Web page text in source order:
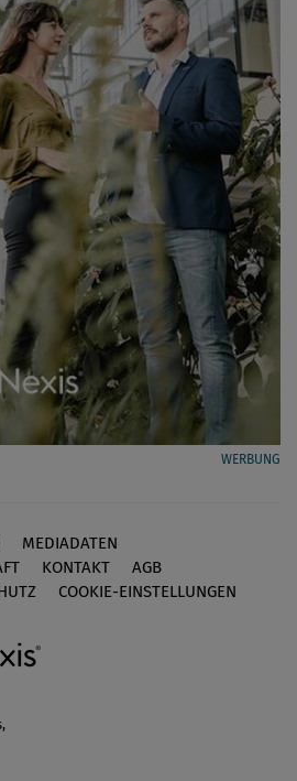
WERBUNG
MEDIADATEN
KONTAKT
AGB
COOKIE-EINSTELLUNGEN